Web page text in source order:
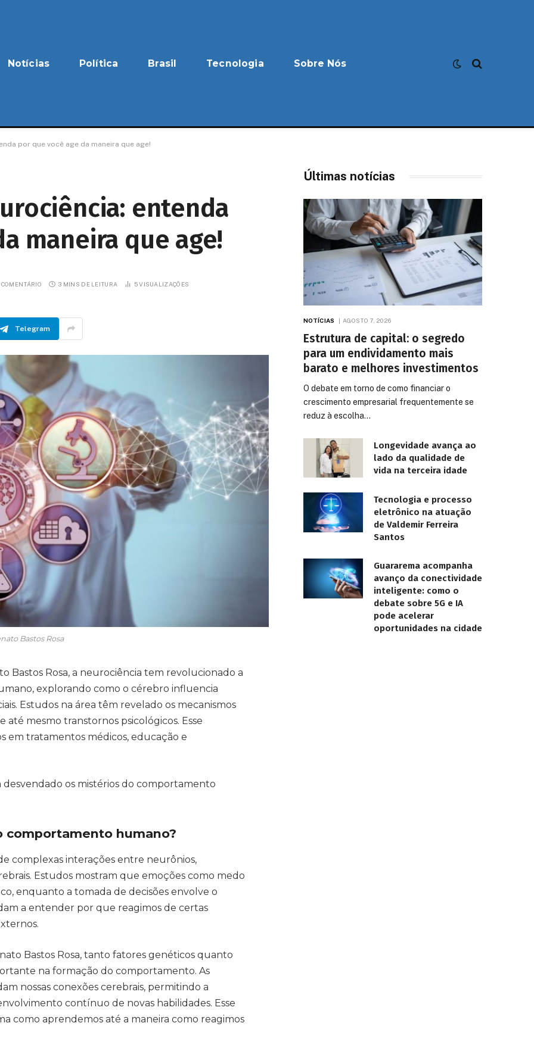
Notícias Política Brasil Tecnologia Sobre Nós
por que você age da maneira que age!
entenda
maneira que age!
3 MINS DE LEITURA 5VISUALIZAÇÕES
Telegram
Bastos Rosa
Bastos Rosa, a neurociência tem revolucionado a
explorando como o cérebro influencia
Estudos na área têm revelado os mecanismos
até mesmo transtornos psicológicos. Esse
em tratamentos médicos, educação e
os mistérios do comportamento
comportamento humano?
complexas interações entre neurônios,
Estudos mostram que emoções como medo
enquanto a tomada de decisões envolve o
a entender por que reagimos de certas
Bastos Rosa, tanto fatores genéticos quanto
na formação do comportamento. As
nossas conexões cerebrais, permitindo a
contínuo de novas habilidades. Esse
como aprendemos até a maneira como reagimos
Últimas notícias
NOTÍCIAS AGOSTO 7, 2026
Estrutura de capital: o segredo
para um endividamento mais
barato e melhores investimentos
O debate em torno de como financiar o
crescimento empresarial frequentemente se
reduz à escolha…
Longevidade avança ao
lado da qualidade de
vida na terceira idade
Tecnologia e processo
eletrônico na atuação
de Valdemir Ferreira
Santos
Guararema acompanha
avanço da conectividade
inteligente: como o
debate sobre 5G e IA
pode acelerar
oportunidades na cidade